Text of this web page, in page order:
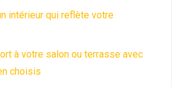
intérieur qui reflète votre
à votre salon ou terrasse avec
choisis